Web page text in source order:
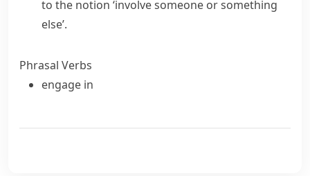
to the notion ‘involve someone or something
else’.
Phrasal Verbs
engage in